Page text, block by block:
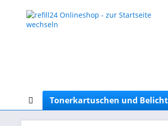
Tonerkartuschen und